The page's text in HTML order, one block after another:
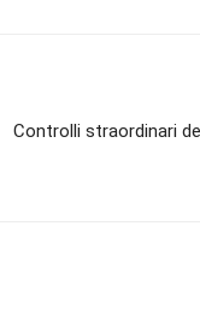
Controlli straordinari